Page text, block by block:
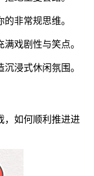
非常规思维。
戏剧性与笑点。
浸式休闲氛围。
，如何顺利推进进